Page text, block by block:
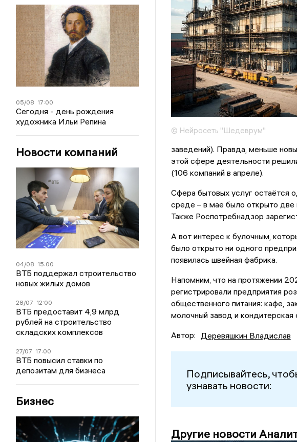
05/08 17:00
Сегодня - день рождения
художника Ильи Репина
Новости компаний
04/08 15:00
ВТБ поддержал строительство
новых жилых домов
28/07 12:00
ВТБ предоставит 4,9 млрд
рублей на строительство
складских комплексов
27/07 17:00
ВТБ повысил ставки по
депозитам для бизнеса
Бизнес
© Нейросеть "Шедеврум"
заведений). Правда, меньше
этой сфере деятельности
(106 компаний в апреле).
Сфера бытовых услуг остаётся
среде – в мае было открыто
Также Роспотребнадзор
А вот интерес к булочным,
было открыто ни одного
появилась швейная фабрика.
Напомним, что на протяжении
регистрировали предприятия
общественного питания: кафе,
молочный завод и кондитерская
Автор: Деревяшкин Владислав
Подписывайтесь,
узнавать новости:
Другие новости